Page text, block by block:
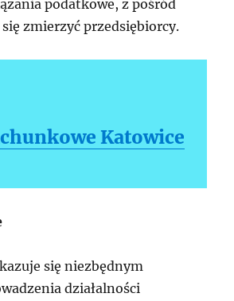
podatkowe, z pośród
zmierzyć przedsiębiorcy.
Katowice
się niezbędnym
działalności